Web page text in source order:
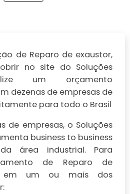
de Reparo de exaustor,
no site do Soluções
um orçamento
dezenas de empresas de
para todo o Brasil
de empresas, o Soluções
business to business
área industrial. Para
de Reparo de
em um ou mais dos